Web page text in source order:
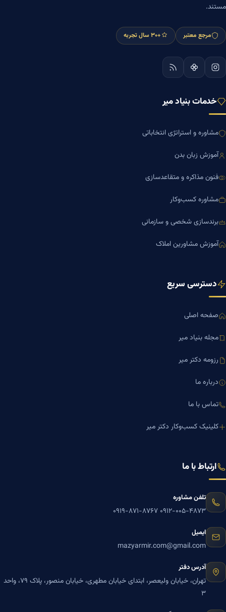
مستند.
مرجع معتبر +۳۰ سال تجربه
خدمات بنیاد میر
مشاوره و استراتژی انتخاباتی
آموزش زبان بدن
فنون مذاکره و متقاعدسازی
مشاوره کسب‌وکار
برندسازی شخصی و سازمانی
آموزش مشاورین املاک
دسترسی سریع
صفحه اصلی
مجله بنیاد میر
رزومه دکتر میر
درباره ما
تماس با ما
کلینیک کسب‌وکار دکتر میر
ارتباط با ما
تلفن مشاوره
۰۹۱۲-۰۰۵-۴۸۷۳ ۰۹۱۹-۸۷۱-۸۷۶۷
ایمیل
mazyarmir.com@gmail.com
آدرس دفتر
تهران، خیابان ولیعصر، ابتدای خیابان مطهری، خیابان منصور، پلاک ۷۹، واحد
۳